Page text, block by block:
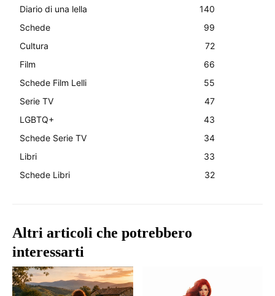
Diario di una lella
140
Schede
99
Cultura
72
Film
66
Schede Film Lelli
55
Serie TV
47
LGBTQ+
43
Schede Serie TV
34
Libri
33
Schede Libri
32
Altri articoli che potrebbero
interessarti